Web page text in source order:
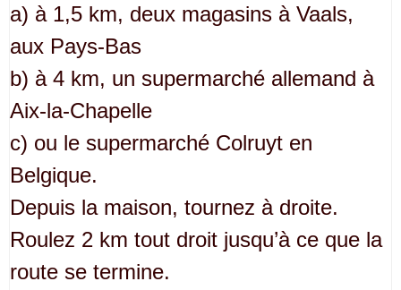
a) à 1,5 km, deux magasins à Vaals,
aux Pays-Bas
b) à 4 km, un supermarché allemand à
Aix-la-Chapelle
c) ou le supermarché Colruyt en
Belgique.
Depuis la maison, tournez à droite.
Roulez 2 km tout droit jusqu’à ce que la
route se termine.